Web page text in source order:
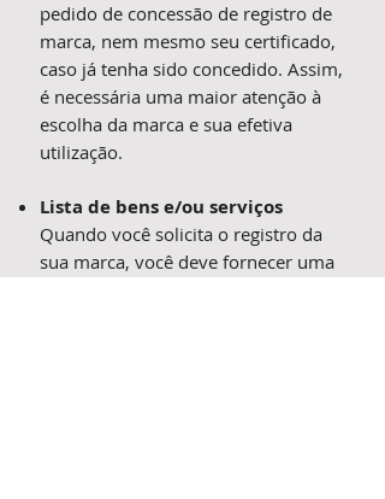
pedido de concessão de registro de
marca, nem mesmo seu certificado,
caso já tenha sido concedido. Assim,
é necessária uma maior atenção à
escolha da marca e sua efetiva
utilização.
Lista de bens e/ou serviços
Quando você solicita o registro da
sua marca, você deve fornecer uma